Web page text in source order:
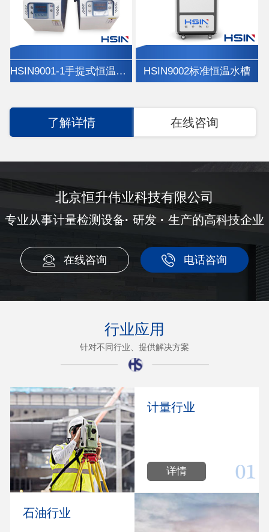
HSIN9001-1手提式恒温油槽 HSIN9002标准恒温水槽
了解详情 在线咨询
北京恒升伟业科技有限公司
专业从事计量检测设备· 研发 · 生产的高科技企业
在线咨询 电话咨询
行业应用
针对不同行业、提供解决方案
计量行业
详情
石油行业